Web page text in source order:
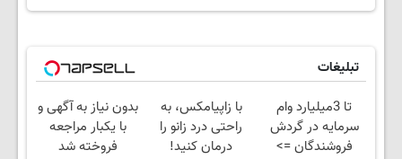
تبلیغات
تا 3میلیارد وام
سرمایه در گردش
فروشندگان =>
با زاپیامکس، به
راحتی درد زانو را
درمان کنید!
بدون نیاز به آگهی و
با یکبار مراجعه
فروخته شد